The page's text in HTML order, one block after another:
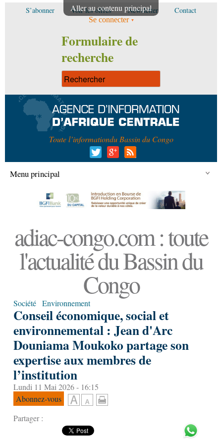
Aller au contenu principal
S’abonner Voir les offres Newsletter Contact
Se connecter
Formulaire de
recherche
Toute l’informationdu Bassin du Congo
Menu principal
adiac-congo.com : toute
l'actualité du Bassin du
Congo
Société Environnement
Conseil économique, social et
environnemental : Jean d'Arc
Douniama Moukoko partage son
expertise aux membres de
l’institution
Lundi 11 Mai 2026 - 16:15
Abonnez-vous
Partager :